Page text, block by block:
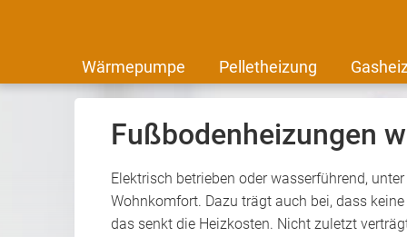
Wärmepumpe Pelletheizung
Fußbodenheizungen
Elektrisch betrieben oder wasserführend,
Wohnkomfort. Dazu trägt auch bei, dass
das senkt die Heizkosten. Nicht zuletzt